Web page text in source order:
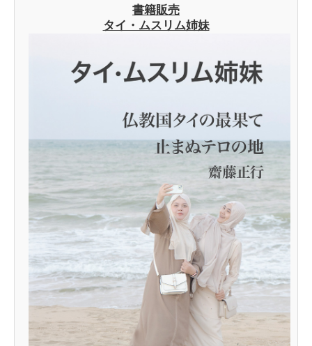
書籍販売
タイ・ムスリム姉妹